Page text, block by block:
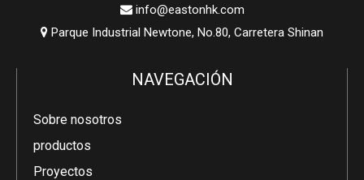
 info@eastonhk.com
 Parque Industrial Newtone, No.80, Carretera Shinan
NAVEGACIÓN
Sobre nosotros
productos
Proyectos